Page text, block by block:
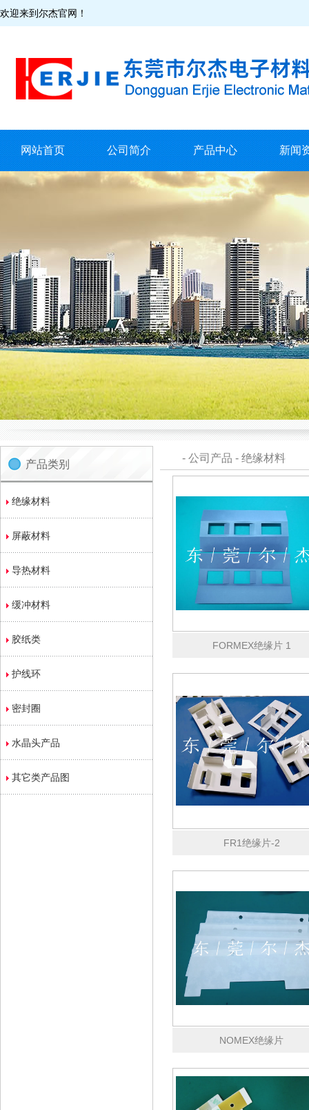
欢迎来到尔杰官网！
网站首页 公司简介 产品中心 新闻
产品类别
绝缘材料
屏蔽材料
导热材料
缓冲材料
胶纸类
护线环
密封圈
水晶头产品
其它类产品图
- 公司产品 - 绝缘材料
FORMEX绝缘片 1
FR1绝缘片-2
NOMEX绝缘片